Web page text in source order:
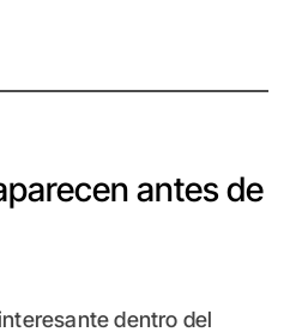
antes de
dentro del